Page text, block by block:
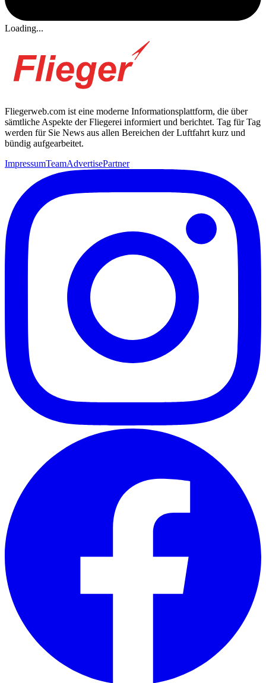
Loading...
Fliegerweb.com ist eine moderne Informationsplattform, die über
sämtliche Aspekte der Fliegerei informiert und berichtet. Tag für Tag
werden für Sie News aus allen Bereichen der Luftfahrt kurz und
bündig aufgearbeitet.
ImpressumTeamAdvertisePartner